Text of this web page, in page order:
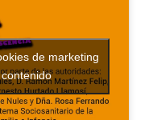
de marketing